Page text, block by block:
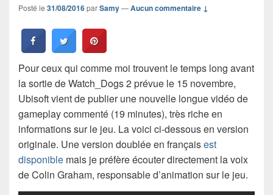
Posté le 31/08/2016parSamy—Aucun commentaire ↓
Pour ceux qui comme moi trouvent le temps long avant
la sortie de Watch_Dogs 2 prévue le 15 novembre,
Ubisoft vient de publier une nouvelle longue vidéo de
gameplay commenté (19 minutes), très riche en
informations sur le jeu. La voici ci-dessous en version
originale. Une version doublée en françaisest
disponible mais je préfère écouter directement la voix
de Colin Graham, responsable d’animation sur le jeu.